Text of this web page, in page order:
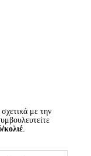
με την
κολιέ.